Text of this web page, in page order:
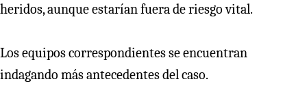
heridos, aunque estarían fuera de riesgo vital.
Los equipos correspondientes se encuentran
indagando más antecedentes del caso.